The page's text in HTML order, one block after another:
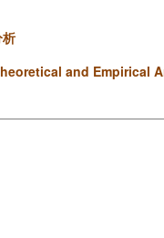
and Empirical